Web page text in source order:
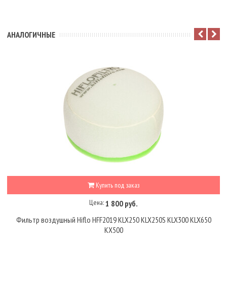
АНАЛОГИЧНЫЕ
Купить под заказ
Цена:1 800 руб.
Фильтр воздушный Hiflo HFF2019 KLX250 KLX250S KLX300 KLX650
KX500